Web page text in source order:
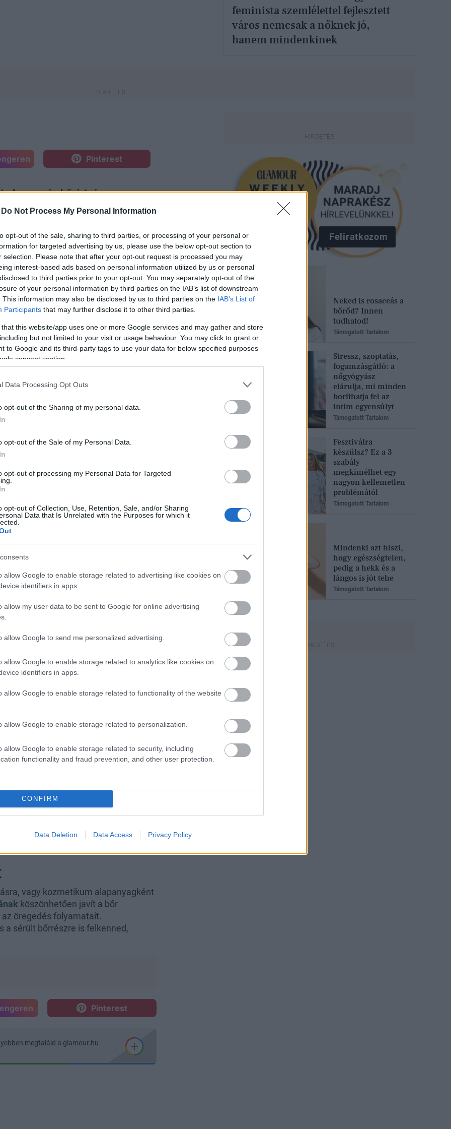
Do Not Process My Personal Information
opt-out of the sale, sharing to third parties, or processing of your personal or
for targeted advertising by us, please use the below opt-out section to
selection. Please note that after your opt-out request is processed you may
interest-based ads based on personal information utilized by us or personal
to third parties prior to your opt-out. You may separately opt-out of the
of your personal information by third parties on the IAB’s list of downstream
This information may also be disclosed by us to third parties on the IAB’s List of
Participants that may further disclose it to other third parties.
that this website/app uses one or more Google services and may gather and store
but not limited to your visit or usage behaviour. You may click to grant or
to Google and its third-party tags to use your data for below specified purposes
consent section.
Data Processing Opt Outs
opt-out of the Sharing of my personal data.
opt-out of the Sale of my Personal Data.
opt-out of processing my Personal Data for Targeted
opt-out of Collection, Use, Retention, Sale, and/or Sharing
Data that Is Unrelated with the Purposes for which it
allow Google to enable storage related to advertising like cookies on
identifiers in apps.
allow my user data to be sent to Google for online advertising
allow Google to send me personalized advertising.
allow Google to enable storage related to analytics like cookies on
identifiers in apps.
allow Google to enable storage related to functionality of the website
allow Google to enable storage related to personalization.
allow Google to enable storage related to security, including
functionality and fraud prevention, and other user protection.
CONFIRM
Data Deletion Data Access Privacy Policy
feminista szemlélettel fejlesztett
város nemcsak a nőknek jó,
hanem mindenkinek
Pinterest
a szép bőrért, és
azokon a
*bizonyos*
épp ráncok rombolják az
sajnos nagyon kevés
is figyelembe szeretnénk
jelenthet a problémára. Ezúttal
van szó, hanem az ipari kenderről,
t. Akendernövény valamennyi
natúr építőanyagok, és
természetes alapanyagból,
szervezetünknek kedvezünk, de az
magában is fogyasztható, de
vele!
fölött alkalmazd. Az étolajjal
viszont bioaktív
az emésztésre és az
vagy kozmetikum alapanyagként
köszönhetően javít a bőr
öregedés folyamatait.
a sérült bőrrészre is felkenned,
Pinterest
megtaláld a glamour.hu
Feliratkozom
Neked is rosaceás a
bőrőd? Innen
tudhatod!
Támogatott Tartalom
Stressz, szoptatás,
fogamzásgátló: a
nőgyógyász
elárulja, mi minden
boríthatja fel az
intim egyensúlyt
Támogatott Tartalom
Fesztiválra
készülsz? Ez a 3
szabály
megkímélhet egy
nagyon kellemetlen
problémától
Támogatott Tartalom
Mindenki azt hiszi,
hogy egészségtelen,
pedig a hekk és a
lángos is jót tehe
Támogatott Tartalom